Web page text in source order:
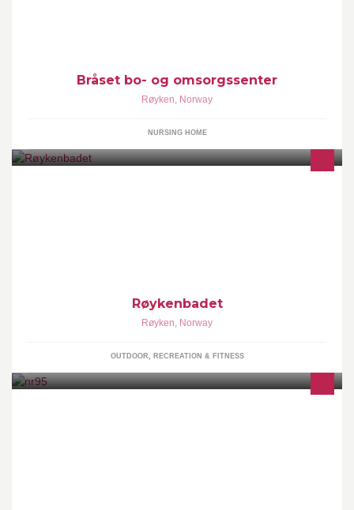
Bråset bo- og omsorgssenter
Røyken, Norway
NURSING HOME
Røykenbadet
Røyken, Norway
OUTDOOR, RECREATION & FITNESS